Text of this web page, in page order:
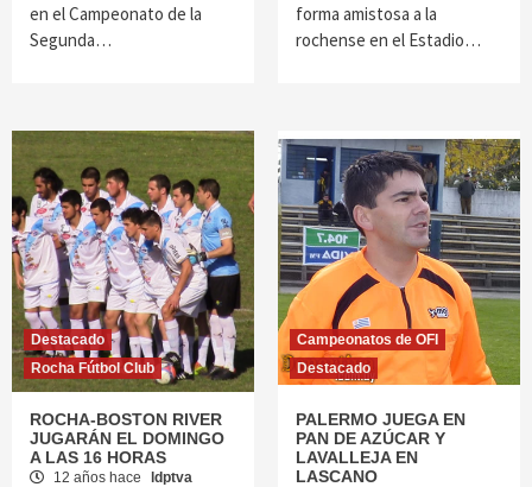
en el Campeonato de la
Segunda…
forma amistosa a la
rochense en el Estadio…
Destacado
Rocha Fútbol Club
ROCHA-BOSTON RIVER
JUGARÁN EL DOMINGO
A LAS 16 HORAS
12 años hace ldptva
Campeonatos de OFI
Destacado
PALERMO JUEGA EN
PAN DE AZÚCAR Y
LAVALLEJA EN
LASCANO